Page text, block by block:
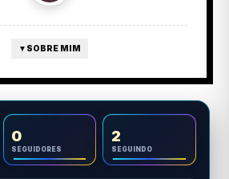
▼ SOBRE MIM
0
SEGUIDORES
2
SEGUINDO